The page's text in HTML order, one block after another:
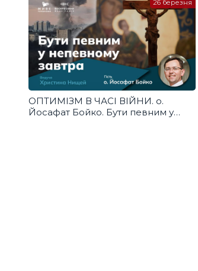
ОПТИМІЗМ В ЧАСІ ВІЙНИ. о.
Йосафат Бойко. Бути певним у
26 березня